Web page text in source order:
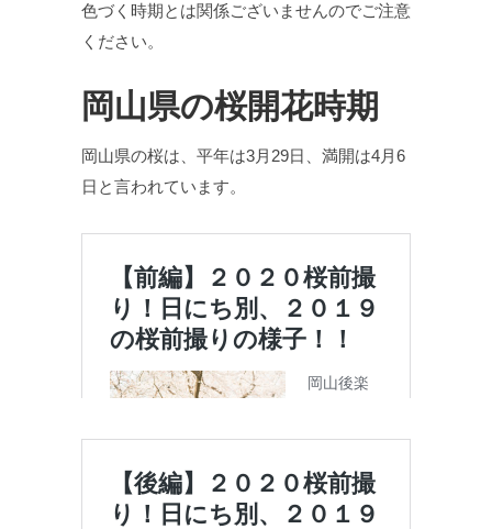
色づく時期とは関係ございませんのでご注意
ください。
岡山県の桜開花時期
岡山県の桜は、平年は3月29日、満開は4月6
日と言われています。